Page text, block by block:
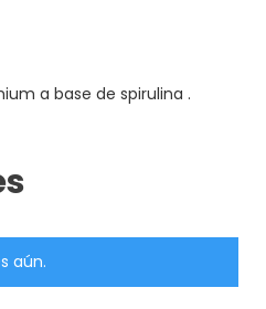
a base de spirulina .
aún.